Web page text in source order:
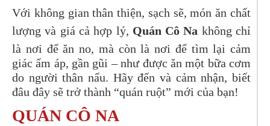
Với không gian thân thiện, sạch sẽ, món ăn chất
lượng và giá cả hợp lý, Quán Cô Na không chỉ
là nơi để ăn no, mà còn là nơi để tìm lại cảm
giác ấm áp, gần gũi – như được ăn một bữa cơm
do người thân nấu. Hãy đến và cảm nhận, biết
đâu đây sẽ trở thành “quán ruột” mới của bạn!
QUÁN CÔ NA